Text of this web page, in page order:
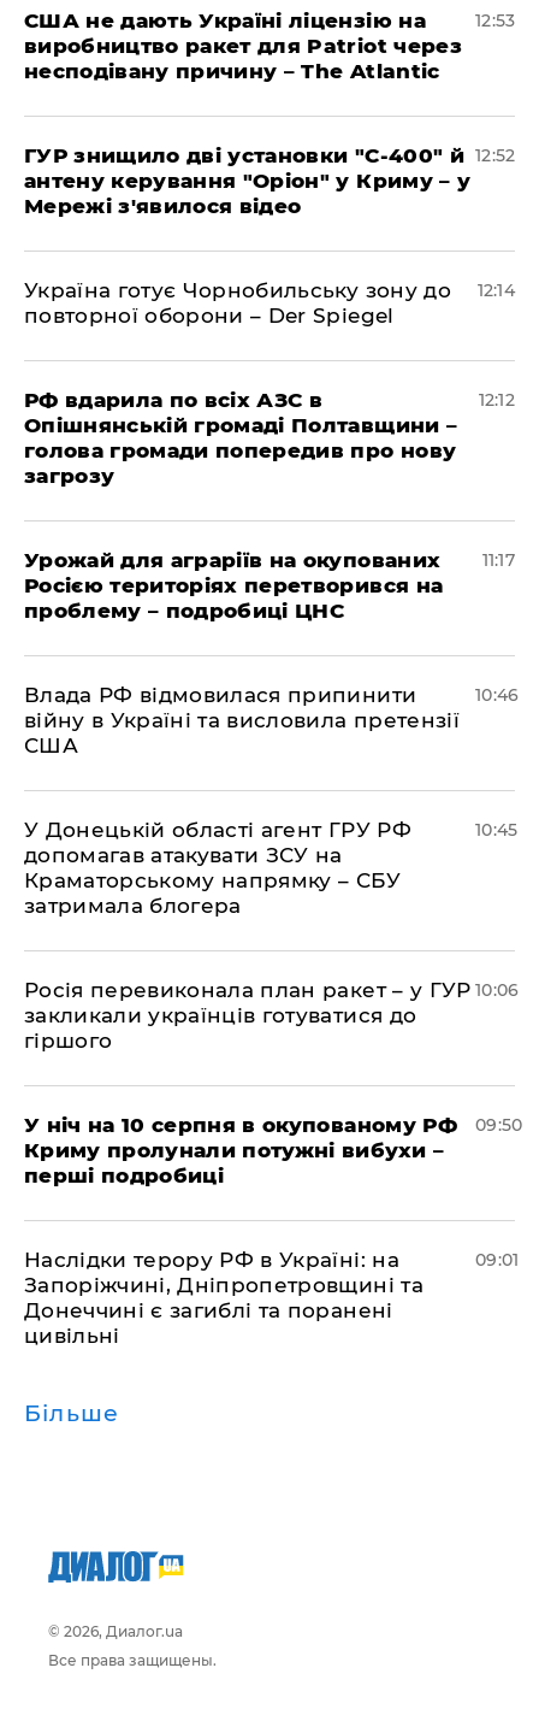
США не дають Україні ліцензію на
виробництво ракет для Patriot через
несподівану причину – The Atlantic
12:53
ГУР знищило дві установки "С-400" й
антену керування "Оріон" у Криму – у
Мережі з'явилося відео
12:52
Україна готує Чорнобильську зону до
повторної оборони – Der Spiegel
12:14
РФ вдарила по всіх АЗС в
Опішнянській громаді Полтавщини –
голова громади попередив про нову
загрозу
12:12
Урожай для аграріїв на окупованих
Росією територіях перетворився на
проблему – подробиці ЦНС
11:17
Влада РФ відмовилася припинити
війну в Україні та висловила претензії
США
10:46
У Донецькій області агент ГРУ РФ
допомагав атакувати ЗСУ на
Краматорському напрямку – СБУ
затримала блогера
10:45
Росія перевиконала план ракет – у ГУР
закликали українців готуватися до
гіршого
10:06
У ніч на 10 серпня в окупованому РФ
Криму пролунали потужні вибухи –
перші подробиці
09:50
Наслідки терору РФ в Україні: на
Запоріжчині, Дніпропетровщині та
Донеччині є загиблі та поранені
цивільні
09:01
Більше
© 2026, Диалог.ua
Все права защищены.